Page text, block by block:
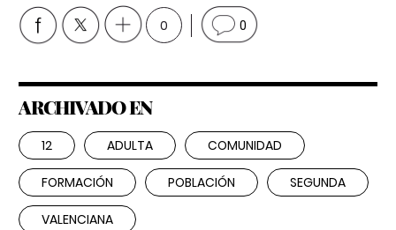
0 0
ARCHIVADO EN
12 ADULTA COMUNIDAD
FORMACIÓN POBLACIÓN SEGUNDA
VALENCIANA